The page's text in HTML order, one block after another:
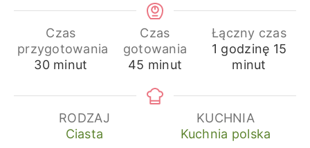
Czas
przygotowania
30minuty
minut
Czas
gotowania
45 minuty
minut
Łączny czas
1 godzina
godzinę 15
minut
RODZAJ
Ciasta
KUCHNIA
Kuchnia polska